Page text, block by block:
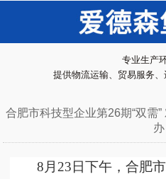
专业生产
提供物流运输、贸易服务
合肥市科技型企业第26期“双需
办
8月23日下午，合肥